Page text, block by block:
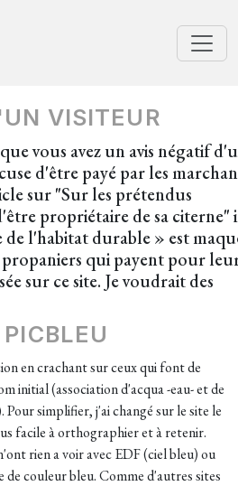
VISITEUR
vous avez un avis négatif
d'être payé par les
sur "Sur les prétendus
propriétaire de sa citerne"
de l'habitat durable » est
propaniers qui payent pour
sur ce site. Je voudrait des
en crachant sur ceux qui font de
initial (association d'acqua -eau- et de
Pour simplifier, j'ai changé sur le site le
facile à orthographier et à retenir.
rien a voir avec EDF (ciel bleu) ou
couleur bleu. Comme d'autres sites